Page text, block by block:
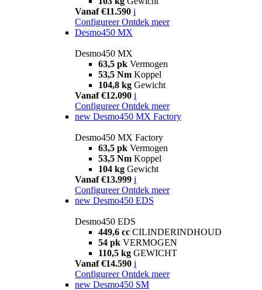
Vanaf €11.590 i
Configureer Ontdek meer
Desmo450 MX
Desmo450 MX
63,5 pk Vermogen
53,5 Nm Koppel
104,8 kg Gewicht
Vanaf €12.090 i
Configureer Ontdek meer
new Desmo450 MX Factory
Desmo450 MX Factory
63,5 pk Vermogen
53,5 Nm Koppel
104 kg Gewicht
Vanaf €13.999 i
Configureer Ontdek meer
new Desmo450 EDS
Desmo450 EDS
449,6 cc CILINDERINDHOUD
54 pk VERMOGEN
110,5 kg GEWICHT
Vanaf €14.590 i
Configureer Ontdek meer
new Desmo450 SM